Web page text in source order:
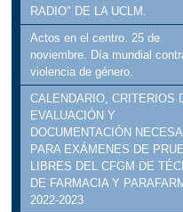
RADIO" DE LA UCLM.
Actos en el centro. 25 de
noviembre. Día mundial
violencia de género.
CALENDARIO, CRITERIOS
EVALUACIÓN Y
DOCUMENTACIÓN
PARA EXÁMENES DE
LIBRES DEL CFGM DE
DE FARMACIA Y
2022-2023